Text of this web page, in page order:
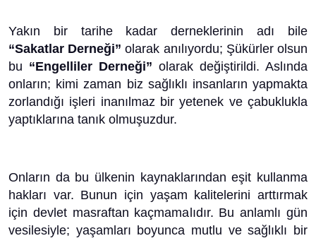
Yakın bir tarihe kadar derneklerinin adı bile
“Sakatlar Derneği”olarak anılıyordu; Şükürler olsun
bu “Engelliler Derneği” olarak değiştirildi. Aslında
onların; kimi zaman biz sağlıklı insanların yapmakta
zorlandığı işleri inanılmaz bir yetenek ve çabuklukla
yaptıklarına tanık olmuşuzdur.
Onların da bu ülkenin kaynaklarından eşit kullanma
hakları var. Bunun için yaşam kalitelerini arttırmak
için devlet masraftan kaçmamalıdır. Bu anlamlı gün
vesilesiyle; yaşamları boyunca mutlu ve sağlıklı bir